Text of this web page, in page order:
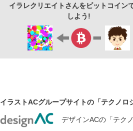
イラレクリエイトさんをビットコイン
しよう!
イラストACグループサイトの「テクノロ
デザインACの「テク